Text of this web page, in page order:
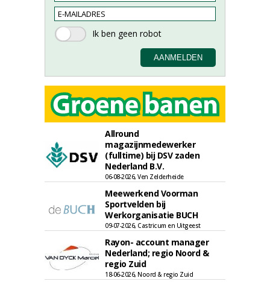
Allround
magazijnmedewerker
(fulltime) bij DSV zaden
Nederland B.V.
06-08-2026, Ven Zelderheide
Meewerkend Voorman
Sportvelden bij
Werkorganisatie BUCH
09-07-2026, Castricum en Uitgeest
Rayon- account manager
Nederland; regio Noord &
regio Zuid
18-06-2026, Noord & regio Zuid